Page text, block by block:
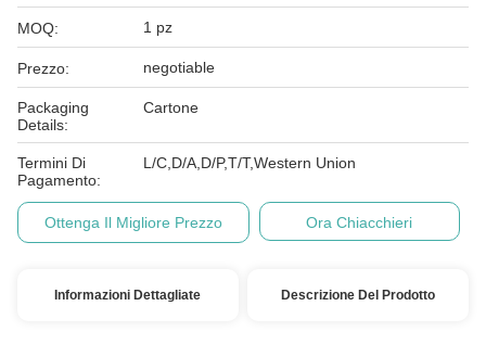
MOQ: 1 pz
Prezzo: negotiable
Packaging
Details:
Cartone
Termini Di
Pagamento:
L/C,D/A,D/P,T/T,Western Union
Ottenga Il Migliore Prezzo Ora Chiacchieri
Informazioni Dettagliate Descrizione Del Prodotto